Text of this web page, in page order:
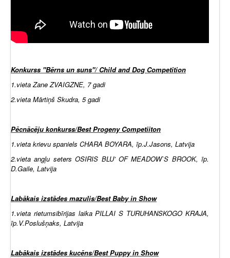
Konkurss "Bērns un suns"/ Child and Dog Competition
1.vieta Zane ZVAIGZNE, 7 gadi
2.vieta Mārtiņš Skudra, 5 gadi
Pēcnācēju konkurss/Best Progeny Competiiton
1.vieta krievu spaniels CHARA BOYARA, īp.J.Jasons, Latvija
2.vieta angļu seters OSIRIS BLU’ OF MEADOW`S BROOK, īp.
D.Gaile, Latvija
Labākais izstādes mazulis/Best Baby in Show
1.vieta rietumsibīrijas laika PILLAI S TURUHANSKOGO KRAJA,
īp.V.Poslušņaks, Latvija
Labākais izstādes kucēns/Best Puppy in Show